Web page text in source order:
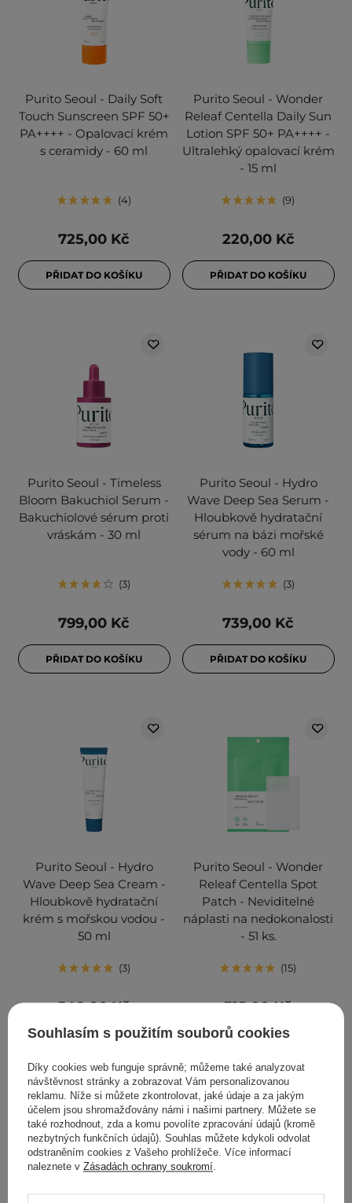
Purito Seoul - Daily Soft
Touch Sunscreen SPF 50+
PA++++ - Opalovací krém
s ceramidy - 60 ml
4
725,00 Kč
PŘIDAT DO KOŠÍKU
Purito Seoul - Wonder
Releaf Centella Daily Sun
Lotion SPF 50+ PA++++ -
Ultralehký opalovací krém
- 15 ml
9
220,00 Kč
PŘIDAT DO KOŠÍKU
Purito Seoul - Timeless
Bloom Bakuchiol Serum -
Bakuchiolové sérum proti
vráskám - 30 ml
3
799,00 Kč
PŘIDAT DO KOŠÍKU
Purito Seoul - Hydro
Wave Deep Sea Serum -
Hloubkově hydratační
sérum na bázi mořské
vody - 60 ml
3
739,00 Kč
PŘIDAT DO KOŠÍKU
Purito Seoul - Hydro
Wave Deep Sea Cream -
Hloubkově hydratační
krém s mořskou vodou -
50 ml
3
540,00 Kč
PŘIDAT DO KOŠÍKU
Purito Seoul - Wonder
Releaf Centella Spot
Patch - Neviditelné
náplasti na nedokonalosti
- 51 ks.
15
315,00 Kč
Souhlasím s použitím souborů cookies
Díky cookies web funguje správně; můžeme také analyzovat
návštěvnost stránky a zobrazovat Vám personalizovanou
reklamu. Níže si můžete zkontrolovat, jaké údaje a za jakým
účelem jsou shromažďovány námi i našimi partnery. Můžete se
také rozhodnout, zda a komu povolíte zpracování údajů (kromě
nezbytných funkčních údajů). Souhlas můžete kdykoli odvolat
odstraněním cookies z Vašeho prohlížeče. Více informací
naleznete v Zásadách ochrany soukromí.